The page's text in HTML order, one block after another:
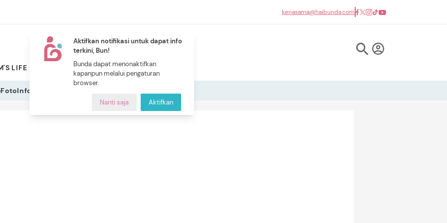
Aktifkan notifikasi untuk dapat info
terkini, Bun!
Bunda dapat menonaktifkan
kapanpun melalui pengaturan
browser.
Nanti saja Aktifkan
kerjasama@haibunda.com
LIFE PILIHAN BUNDA
NEW
CERITA BUNDA
FotoInfografis